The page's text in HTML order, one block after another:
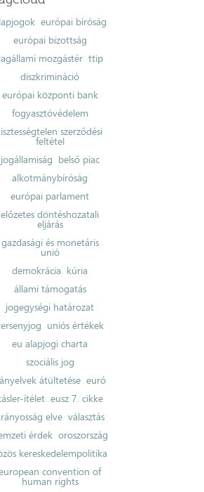
európai bíróság
európai bizottság
mozgástér ttip
diszkrimináció
európai központi bank
fogyasztóvédelem
szerződési
feltétel
jogállamiság belső piac
alkotmánybíróság
európai parlament
előzetes döntéshozatali
eljárás
gazdasági és monetáris
unió
demokrácia kúria
állami támogatás
jogegységi határozat
uniós értékek
eu alapjogi charta
szociális jog
átültetése euró
ítélet eusz 7. cikke
elve választás
érdek oroszország
kereskedelempolitika
convention of
human rights